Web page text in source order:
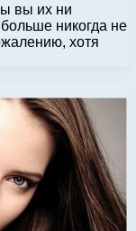
вы их ни
никогда не
хотя